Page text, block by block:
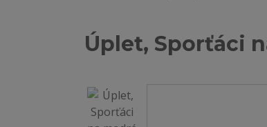
Úplet, Sporťáci